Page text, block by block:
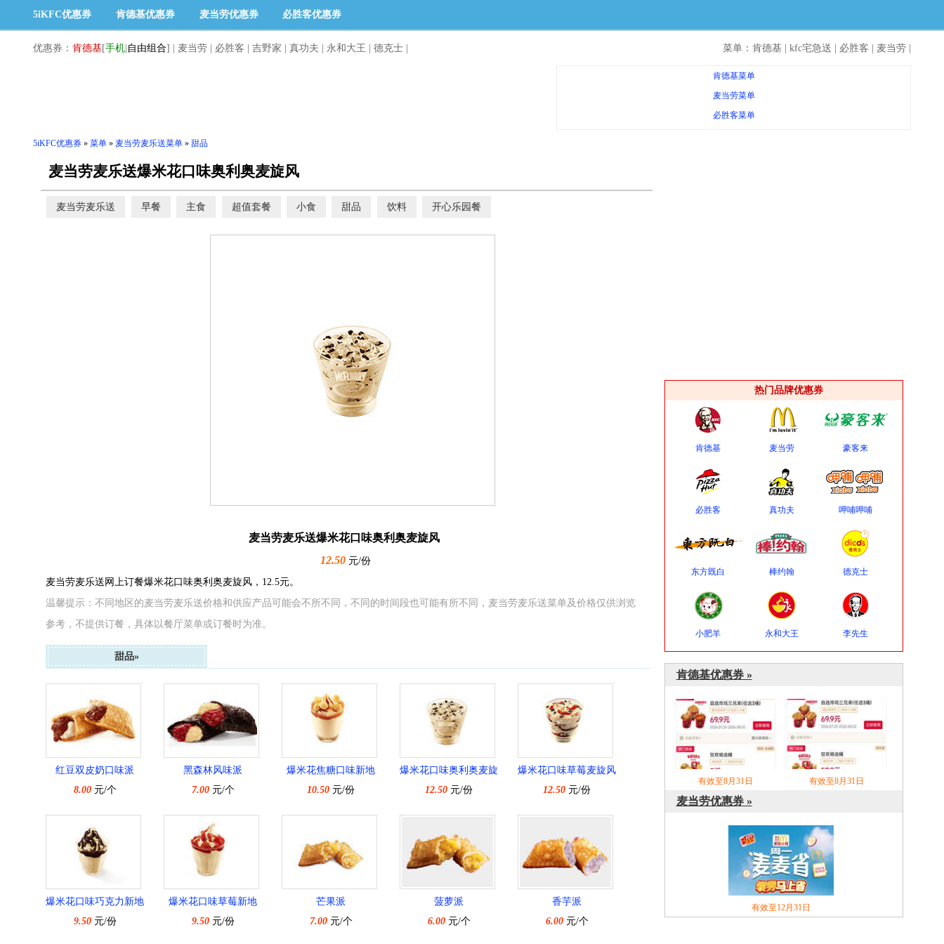
5iKFC优惠券 肯德基优惠券 麦当劳优惠券 必胜客优惠券
优惠券：肯德基[手机| 自由组合] | 麦当劳 | 必胜客 |吉野家 |真功夫 | 永和大王 |德克士 | 菜单： 肯德基| kfc宅急送 | 必胜客 | 麦当劳|
肯德基菜单
麦当劳菜单
必胜客菜单
5iKFC优惠券 »菜单 » 麦当劳麦乐送菜单 »甜品
麦当劳麦乐送爆米花口味奥利奥麦旋风
麦当劳麦乐送 早餐 主食 超值套餐 小食 甜品 饮料 开心乐园餐
麦当劳麦乐送爆米花口味奥利奥麦旋风
12.50元/份
麦当劳麦乐送网上订餐爆米花口味奥利奥麦旋风，12.5元。
温馨提示：不同地区的麦当劳麦乐送价格和供应产品可能会不所不同，不同的时间段也可能有所不同，麦当劳麦乐送菜单及价格仅供浏览
参考，不提供订餐，具体以餐厅菜单或订餐时为准。
甜品»
红豆双皮奶口味派
8.00元/个
黑森林风味派
7.00元/个
爆米花焦糖口味新地
10.50 元/份
爆米花口味奥利奥麦旋
风
12.50 元/份
爆米花口味草莓麦旋风
12.50 元/份
爆米花口味巧克力新地
9.50元/份
爆米花口味草莓新地
9.50元/份
芒果派
7.00元/个
菠萝派
6.00元/个
香芋派
6.00元/个
热门品牌优惠券
肯德基 麦当劳 豪客来
必胜客 真功夫 呷哺呷哺
东方既白 棒约翰 德克士
小肥羊 永和大王 李先生
肯德基优惠券 »
有效至8月31日 有效至8月31日
麦当劳优惠券 »
有效至12月31日